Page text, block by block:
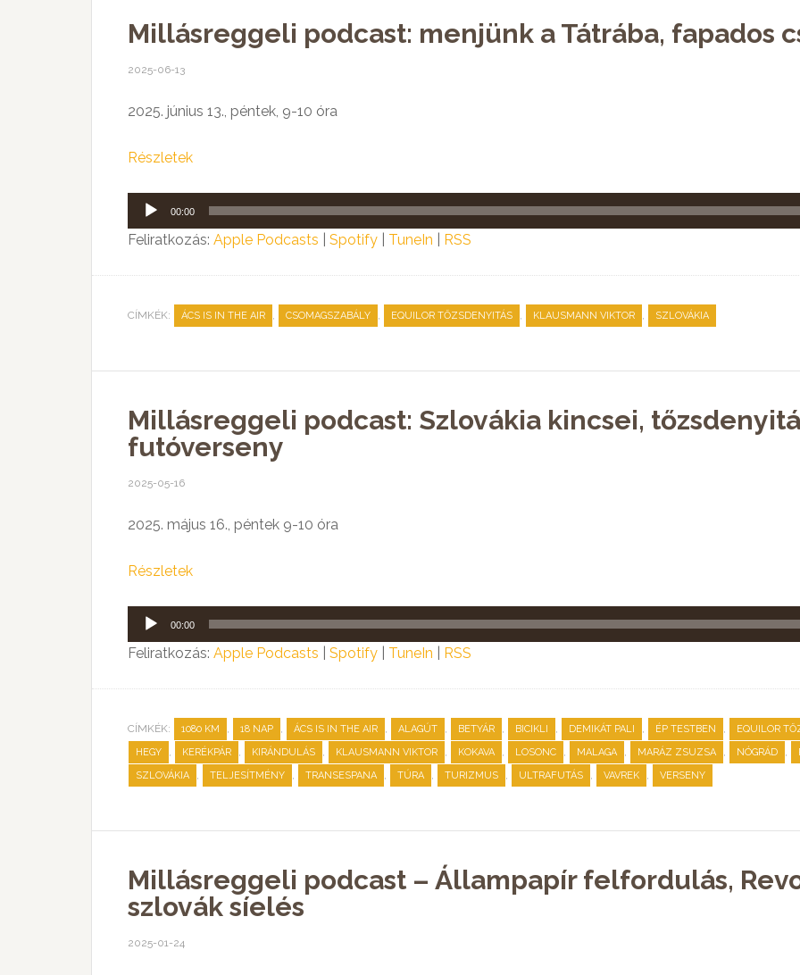
Millásreggeli podcast: menjünk a Tátrába, fapados
2025-06-13
2025. június 13., péntek, 9-10 óra
Részletek
Audió
lejátszó
00:00
Feliratkozás: Apple Podcasts Spotify TuneIn RSS
CÍMKÉK: ÁCS IS IN THE AIR , CSOMAGSZABÁLY , EQUILOR TŐZSDENYITÁS , KLAUSMANN VIKTOR , SZLOVÁKIA
Millásreggeli podcast: Szlovákia kincsei,
futóverseny
2025-05-16
2025. május 16., péntek 9-10 óra
Részletek
Audió
lejátszó
00:00
Feliratkozás: Apple Podcasts Spotify TuneIn RSS
CÍMKÉK: 1080 KM , 18 NAP , ÁCS IS IN THE AIR , ALAGÚT , BETYÁR , BICIKLI , DEMIKÁT PALI , ÉP TESTBEN , EQUILOR
HEGY , KERÉKPÁR , KIRÁNDULÁS , KLAUSMANN VIKTOR , KOKAVA , LOSONC , MALAGA , MARÁZ ZSUZSA , NÓGRÁD ,
SZLOVÁKIA , TELJESÍTMÉNY , TRANSESPANA , TÚRA , TURIZMUS , ULTRAFUTÁS , VAVREK , VERSENY
Millásreggeli podcast – Állampapír felfordulás,
szlovák síelés
2025-01-24